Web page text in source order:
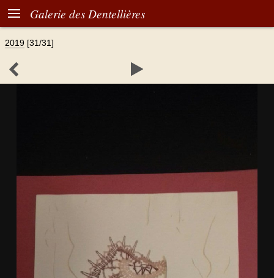
 Galerie des Dentellières
2019 [31/31]
 